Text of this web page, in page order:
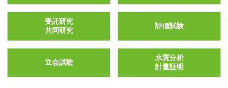
受託研究
共同研究
評価試験
立会試験
水質分析
計量証明